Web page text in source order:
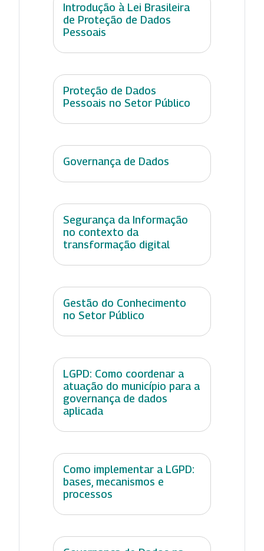
Introdução à Lei Brasileira
de Proteção de Dados
Pessoais
Proteção de Dados
Pessoais no Setor Público
Governança de Dados
Segurança da Informação
no contexto da
transformação digital
Gestão do Conhecimento
no Setor Público
LGPD: Como coordenar a
atuação do município para a
governança de dados
aplicada
Como implementar a LGPD:
bases, mecanismos e
processos